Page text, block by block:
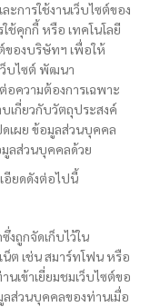
ะการใช้งานเว็บไซต์ของ
ช้คุกกี้ หรือ เทคโนโลยี
ของบริษัทฯ เพื่อให้
ว็บไซต์ พัฒนา
ความต้องการเฉพาะ
กี่ยวกับวัตถุประสงค์
ดเผย ข้อมูลส่วนบุคคล
ลส่วนบุคคลด้วย
ยดดังต่อไปนี้
งถูกจัดเก็บไว้ใน
ต เช่น สมาร์ทโฟน หรือ
เข้าเยี่ยมชมเว็บไซต์ขอ
ส่วนบุคคลของท่านเมื่อ